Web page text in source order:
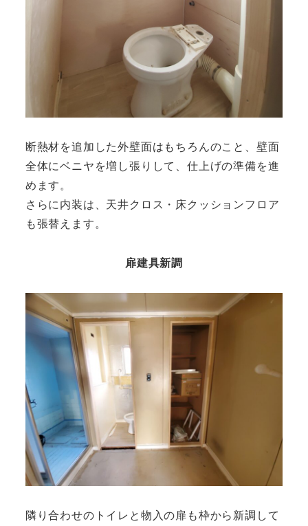
断熱材を追加した外壁面はもちろんのこと、壁面
全体にベニヤを増し張りして、仕上げの準備を進
めます。
さらに内装は、天井クロス・床クッションフロア
も張替えます。
扉建具新調
隣り合わせのトイレと物入の扉も枠から新調して